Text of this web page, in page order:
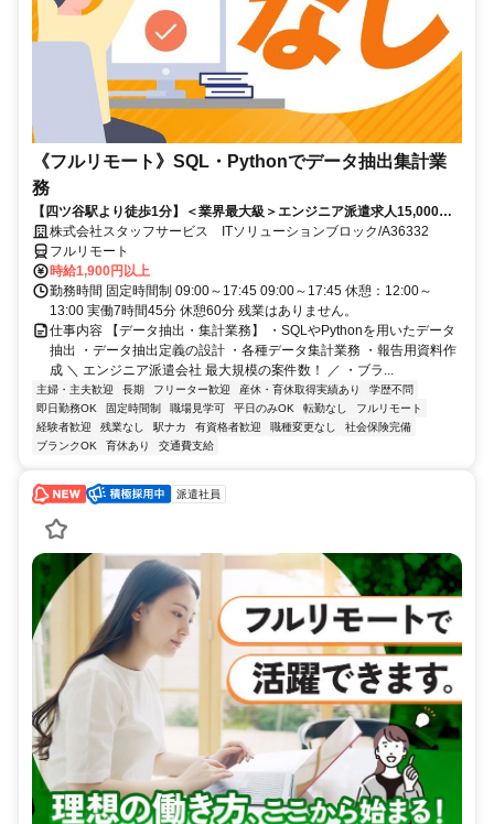
《フルリモート》SQL・Pythonでデータ抽出集計業
務
【四ツ谷駅より徒歩1分】＜業界最大級＞エンジニア派遣求人15,000件
以上◎ 来社不要のカンタン登録→最短2日で就業可能！！
株式会社スタッフサービス ITソリューションブロック/A36332
フルリモート
時給1,900円以上
勤務時間 固定時間制 09:00～17:45 09:00～17:45 休憩：12:00～
13:00 実働7時間45分 休憩60分 残業はありません。
仕事内容 【データ抽出・集計業務】 ・SQLやPythonを用いたデータ
抽出 ・データ抽出定義の設計 ・各種データ集計業務 ・報告用資料作
成 ＼ エンジニア派遣会社 最大規模の案件数！ ／ ・ブラ...
主婦・主夫歓迎 長期 フリーター歓迎 産休・育休取得実績あり
学歴不問
即日勤務OK
固定時間制 職場見学可 平日のみOK 転勤なし
フルリモート
経験者歓迎
残業なし 駅ナカ 有資格者歓迎 職種変更なし
社会保険完備
ブランクOK
育休あり 交通費支給
派遣社員